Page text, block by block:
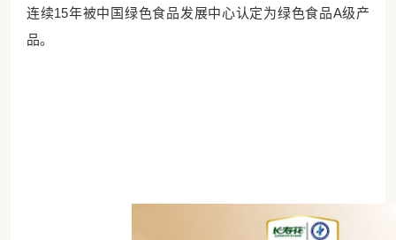
连续15年被中国绿色食品发展中心认定为绿色食品A级产
品。